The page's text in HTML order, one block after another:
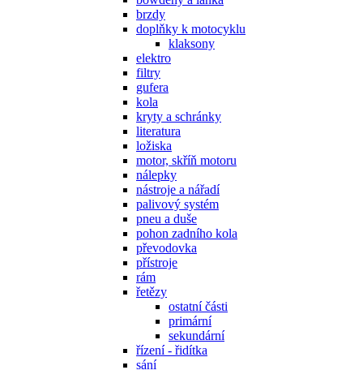
brzdy
doplňky k motocyklu
klaksony
elektro
filtry
gufera
kola
kryty a schránky
literatura
ložiska
motor, skříň motoru
nálepky
nástroje a nářadí
palivový systém
pneu a duše
pohon zadního kola
převodovka
přístroje
rám
řetězy
ostatní části
primární
sekundární
řízení - řidítka
sání